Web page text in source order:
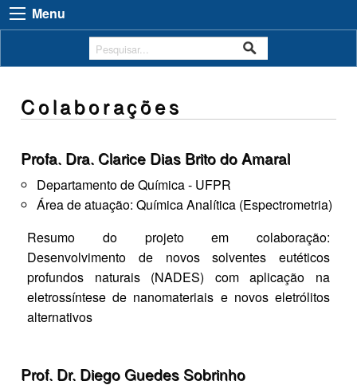
Menu
Colaborações
Profa. Dra. Clarice Dias Brito do Amaral
Departamento de Química - UFPR
Área de atuação: Química Analítica (Espectrometria)
Resumo do projeto em colaboração:
Desenvolvimento de novos solventes eutéticos
profundos naturais (NADES) com aplicação na
eletrossíntese de nanomateriais e novos eletrólitos
alternativos
Prof. Dr. Diego Guedes Sobrinho